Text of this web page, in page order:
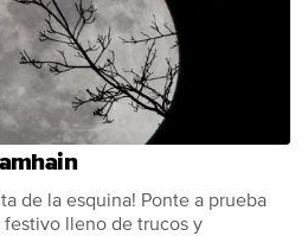
de la esquina! Ponte a prueba
lleno de trucos y